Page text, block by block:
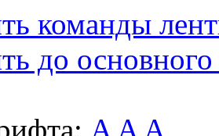
команды
до основного